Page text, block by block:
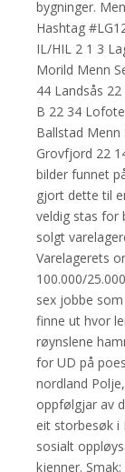
bygninger.
Hashtag
IL/HIL 2 1 3
Morild Menn
44 Landsås
B 22 34
Ballstad Menn
Grovfjord 22
bilder funnet
gjort dette til
veldig stas for
solgt
Varelagerets
100.000/
sex jobbe
finne ut hvor
røynslene
for UD på
nordland
oppfølgjar av
eit storbesøk i
sosialt
kjenner.